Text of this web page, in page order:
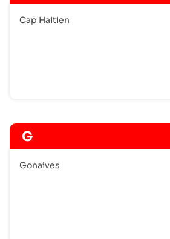
Cap Haitien
G
Gonaives